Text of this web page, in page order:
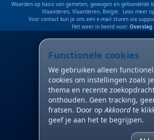
Waarden op basis van gemeten, gewogen en gebundelde
Vlaanderen, Vlaanderen, België. Lees meer
Voor contact kun je ons een e-mail sturen via
Het weer in beeld voor: Overslag
Functionele cookies
We gebruiken alleen
cookies om instellingen zoals je
thema en recente
onthouden. Geen tracking,
fratsen. Door opAkkoordte
geef je aan het te begrijpen.